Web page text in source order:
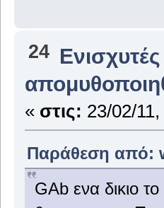
24 Ενισχυτές
« στις: 23/02/
Παράθεση από:
GAb ενα δικιο